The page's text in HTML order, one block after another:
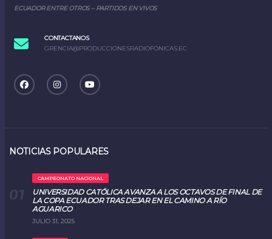
ECUADOR ENTRE OTROS – PARTIDOS EN VIVOS
CONTACTANOS
GRENCIA@PRODUCCIONESRADIOFONICAS.EC
NOTICIAS POPULARES
CAMPEONATO NACIONAL
UNIVERSIDAD CATÓLICA AVANZA A LOS OCTAVOS DE FINAL DE
LA COPA ECUADOR TRAS DEJAR EN EL CAMINO A RÍO
AGUARICO
JULIO 31, 2025